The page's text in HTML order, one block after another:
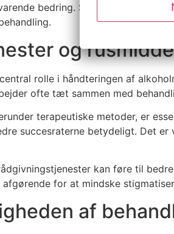
bedring. Samlet set er det
og
rolle i håndteringen af
ofte tæt sammen med
terapeutiske metoder, er
succesraterne betydeligt. Det
kan føre til
for at mindske
af